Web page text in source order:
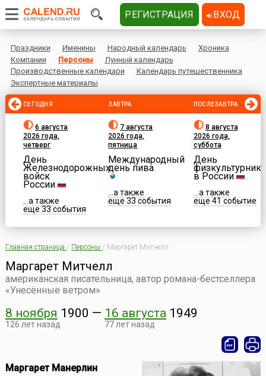
Праздники Именины Народный календарь
Хроника
Компании
Персоны
Лунный календарь
Производственные календари
Календарь путешественника
Экспертные материалы
СЕГОДНЯ
6 августа
2026 года,
четверг
День
Железнодорожных
войск
России
...а также
еще 33 события
ЗАВТРА
7 августа
2026 года,
пятница
Международный
день пива
...а также
еще 33 события
ПОСЛЕЗАВТРА
8 августа
2026 года,
суббота
День
физкультурника
в России
...а также
еще 41 событие
Главная страница / Персоны / Маргарет Митчелл
Маргарет Митчелл
американская писательница, автор романа-бестселлера
«Унесённые ветром»
8 ноября 1900
126 лет назад
— 16 августа1949
77 лет назад
Маргарет Манерлин
РЕГИСТРАЦИЯ ВХОД